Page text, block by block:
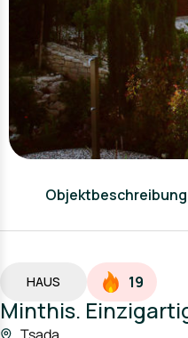
Objektbeschreibung
HAUS 19
Minthis.